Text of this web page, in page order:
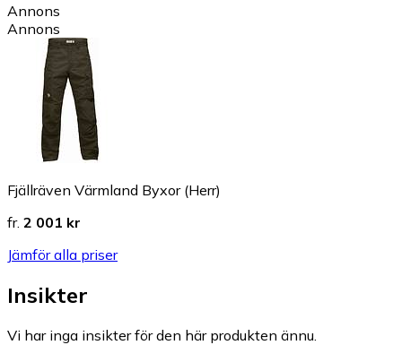
Annons
Annons
Fjällräven Värmland Byxor (Herr)
fr. 2 001 kr
Jämför alla priser
Insikter
Vi har inga insikter för den här produkten ännu.